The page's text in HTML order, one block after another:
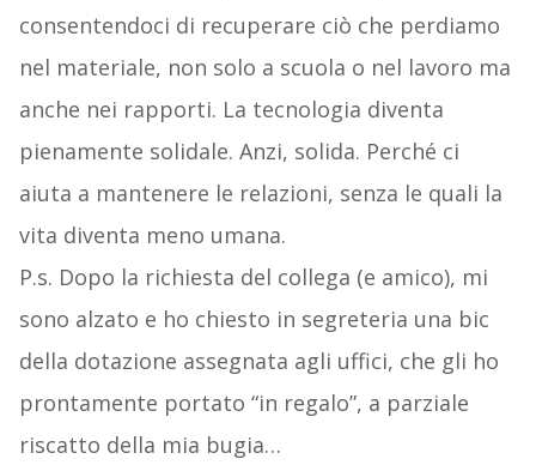
consentendoci di recuperare ciò che perdiamo
nel materiale, non solo a scuola o nel lavoro ma
anche nei rapporti. La tecnologia diventa
pienamente solidale. Anzi, solida. Perché ci
aiuta a mantenere le relazioni, senza le quali la
vita diventa meno umana.
P.s. Dopo la richiesta del collega (e amico), mi
sono alzato e ho chiesto in segreteria una bic
della dotazione assegnata agli uffici, che gli ho
prontamente portato “in regalo”, a parziale
riscatto della mia bugia…